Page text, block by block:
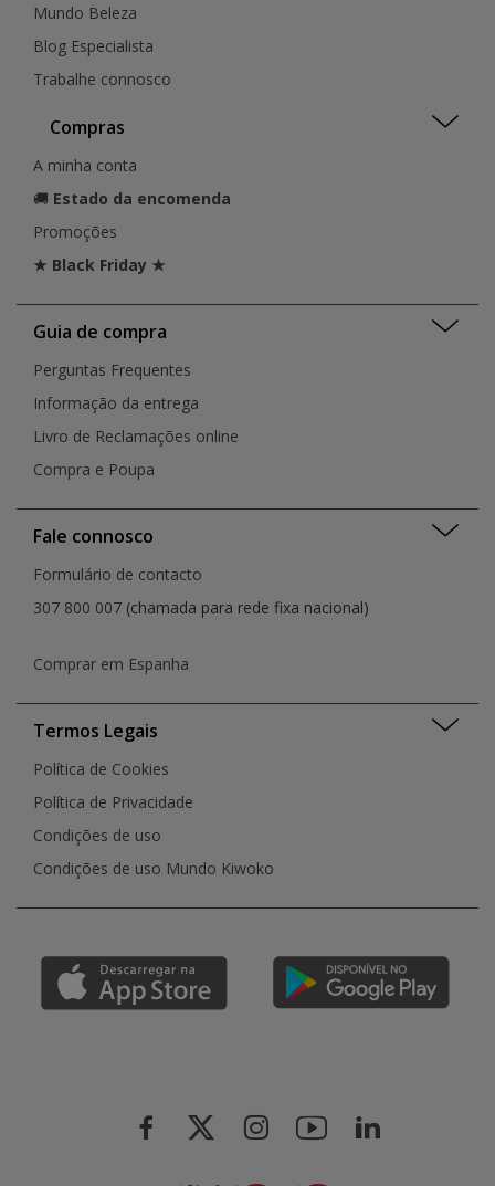
Mundo Beleza
Blog Especialista
Trabalhe connosco
Compras
A minha conta
🚚 Estado da encomenda
Promoções
★ Black Friday ★
Guia de compra
Perguntas Frequentes
Informação da entrega
Livro de Reclamações online
Compra e Poupa
Fale connosco
Formulário de contacto
307 800 007 (chamada para rede fixa nacional)
Comprar em Espanha
Termos Legais
Política de Cookies
Política de Privacidade
Condições de uso
Condições de uso Mundo Kiwoko